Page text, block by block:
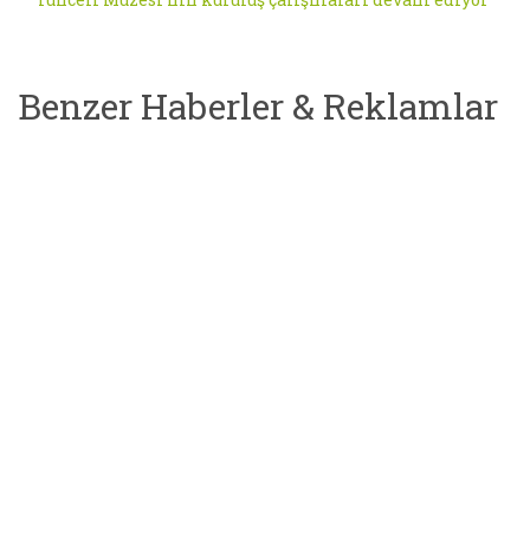
Benzer Haberler & Reklamlar